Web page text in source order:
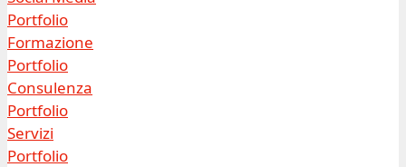
Portfolio
Formazione
Portfolio
Consulenza
Portfolio
Servizi
Portfolio